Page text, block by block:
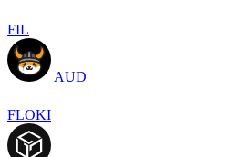
FIL
AUD
FLOKI